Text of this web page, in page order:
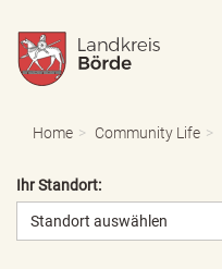
Home Community Life
Ihr Standort:
Standort auswählen